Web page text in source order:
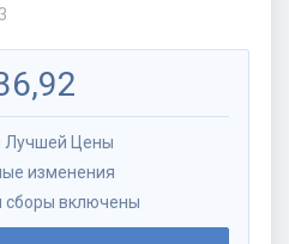
Лучшей Цены
изменения
сборы включены